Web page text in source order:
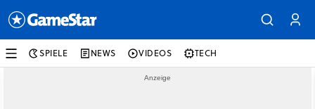
SPIELE NEWS VIDEOS TECH